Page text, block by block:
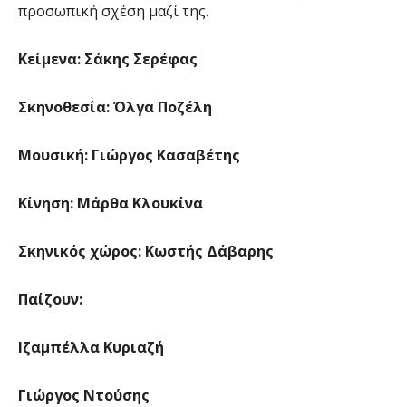
προσωπική σχέση μαζί της.
Κείμενα: Σάκης Σερέφας
Σκηνοθεσία: Όλγα Ποζέλη
Μουσική: Γιώργος Κασαβέτης
Κίνηση: Μάρθα Κλουκίνα
Σκηνικός χώρος: Κωστής Δάβαρης
Παίζουν:
Ιζαμπέλλα Κυριαζή
Γιώργος Ντούσης